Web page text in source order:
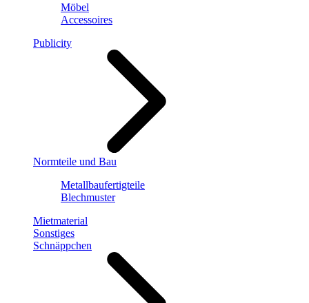
Möbel
Accessoires
Publicity
Normteile und Bau
Metallbaufertigteile
Blechmuster
Mietmaterial
Sonstiges
Schnäppchen